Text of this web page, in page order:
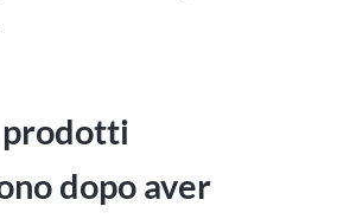
prodotti
dopo aver